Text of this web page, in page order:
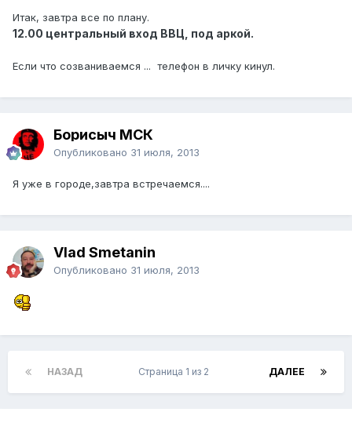
Итак, завтра все по плану.
12.00 центральный вход ВВЦ, под аркой.
Если что созваниваемся ... телефон в личку кинул.
Борисыч МСК
Опубликовано 31 июля, 2013
Я уже в городе,завтра встречаемся....
Vlad Smetanin
Опубликовано 31 июля, 2013
НАЗАД ДАЛЕЕ
Страница 1 из 2